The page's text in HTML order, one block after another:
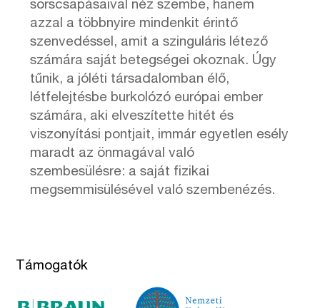
sorscsapásaival néz szembe, hanem
azzal a többnyire mindenkit érintő
szenvedéssel, amit a szinguláris létező
számára saját betegségei okoznak. Úgy
tűnik, a jóléti társadalomban élő,
létfelejtésbe burkolózó európai ember
számára, aki elveszítette hitét és
viszonyítási pontjait, immár egyetlen esély
maradt az önmagával való
szembesülésre: a saját fizikai
megsemmisülésével való szembenézés.
Támogatók